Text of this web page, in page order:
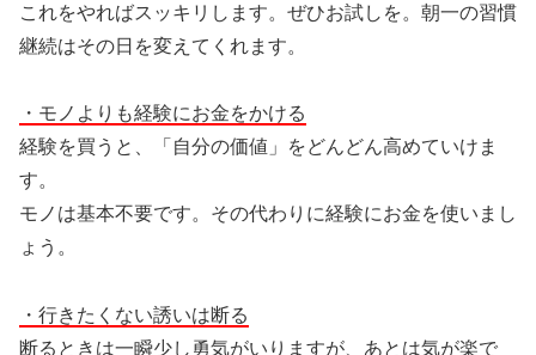
これをやればスッキリします。ぜひお試しを。朝一の習慣
継続はその日を変えてくれます。
・モノよりも経験にお金をかける
経験を買うと、「自分の価値」をどんどん高めていけま
す。
モノは基本不要です。その代わりに経験にお金を使いまし
ょう。
・行きたくない誘いは断る
断るときは一瞬少し勇気がいりますが、あとは気が楽で